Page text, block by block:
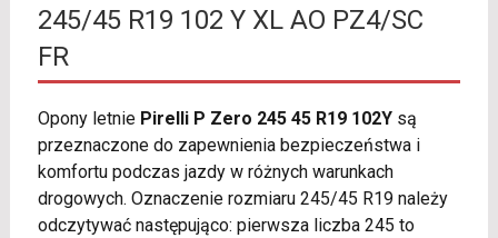
245/45 R19 102 Y XL AO PZ4/SC
FR
Opony letnie Pirelli P Zero 245 45 R19 102Ysą
przeznaczone do zapewnienia bezpieczeństwa i
komfortu podczas jazdy w różnych warunkach
drogowych. Oznaczenie rozmiaru 245/45 R19 należy
odczytywać następująco: pierwsza liczba 245 to